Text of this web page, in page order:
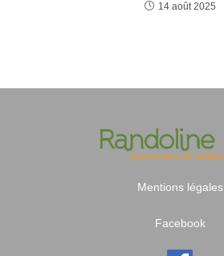
14 août 2025
Mentions légales
Facebook